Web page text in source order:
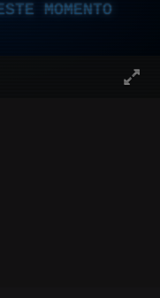
MOMENTO